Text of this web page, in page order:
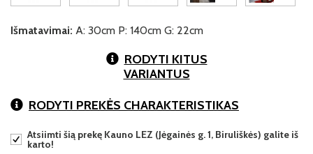
Išmatavimai: A: 30cm P: 140cm G: 22cm
RODYTI KITUS
VARIANTUS
RODYTI PREKĖS CHARAKTERISTIKAS
Atsiimti šią prekę Kauno LEZ (Jėgainės g. 1, Biruliškės) galite iš
karto!